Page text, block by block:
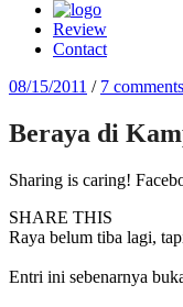
Review
Contact
08/15/2011 / 7 comments
Beraya di
Sharing is caring!
SHARE THIS
Raya belum tiba lagi,
Entri ini sebenarnya